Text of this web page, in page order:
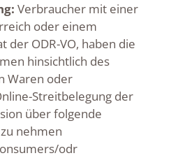
Verbraucher mit einer
oder einem
der ODR-VO, haben die
hinsichtlich des
Waren oder
Streitbelegung der
über folgende
nehmen
odr